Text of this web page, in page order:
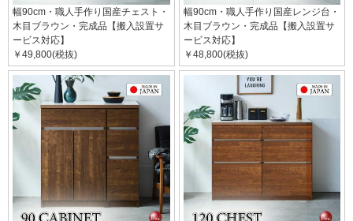
幅90cm・職人手作り国産チェスト・
木目ブラウン・完成品【搬入設置サ
ービス対応】
￥49,800(税抜)
幅90cm・職人手作り国産レンジ台・
木目ブラウン・完成品【搬入設置サ
ービス対応】
￥48,800(税抜)